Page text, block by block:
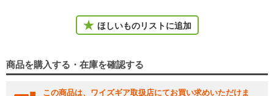
ほしいものリストに追加
商品を購入する・在庫を確認する
この商品は、ワイズギア取扱店にてお買い求めいただけま